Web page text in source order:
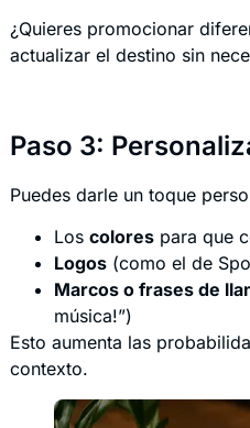
¿Quieres promocionar
actualizar el destino sin
Paso 3:
Puedes darle un toque
Los colores para que
Logos (como el de
Marcos o frases de
música!”)
Esto aumenta las
contexto.